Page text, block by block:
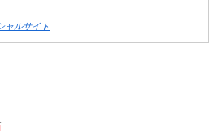
ャルサイト